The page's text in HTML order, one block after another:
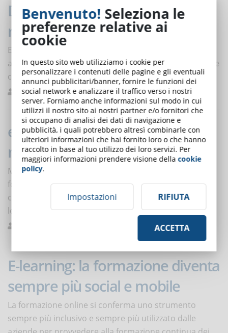
Digital divide, le strategie per
ridurlo in Italia
Ecco le strategie per ridurre la distanza tra chi ha
accesso ed è in grado di utilizzare le nuove tecnologie e
chi, al contrario, è in una situazione di svantaggio.
Bernasconi Buone pratiche 0
eLearning e KPI: le metriche per
misurare l’efficacia di un corso
Misurare le performance è il modo per gestirle. La
formazione aziendale non fa eccezione. Definire le
corrette KPI per la formazione è il primo passo per la
loro gestione.
E-learning: la formazione diventa
sempre più social e mobile
La formazione online si conferma uno strumento
sempre più inclusivo e sempre più utilizzato dalle
Benvenuto! Seleziona le
preferenze relative ai
cookie
In questo sito web utilizziamo i cookie per
personalizzare i contenuti delle pagine e gli eventuali
annunci pubblicitari/banner, fornire le funzioni dei
social network e analizzare il traffico verso i nostri
server. Forniamo anche informazioni sul modo in cui
utilizzi il nostro sito ai nostri partner e/o fornitori che
si occupano di analisi dei dati di navigazione e
pubblicità, i quali potrebbero altresì combinarle con
ulteriori informazioni che hai fornito loro o che hanno
raccolto in base al tuo utilizzo dei loro servizi. Per
maggiori informazioni prendere visione dellacookie
policy.
Impostazioni RIFIUTA
ACCETTA